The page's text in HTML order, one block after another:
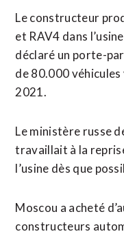
Le constructeur
et RAV4 dans
déclaré un porte-
de 80.000
2021.
Le ministère russe
travaillait à la
l’usine dès que
Moscou a acheté
constructeurs